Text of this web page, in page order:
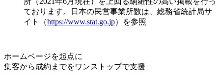
ております。日本の民営事業所数は、総務省統計局サ
イト（https://www.stat.go.jp）を参照
ホームページを起点に
集客から成約までをワンストップで支援